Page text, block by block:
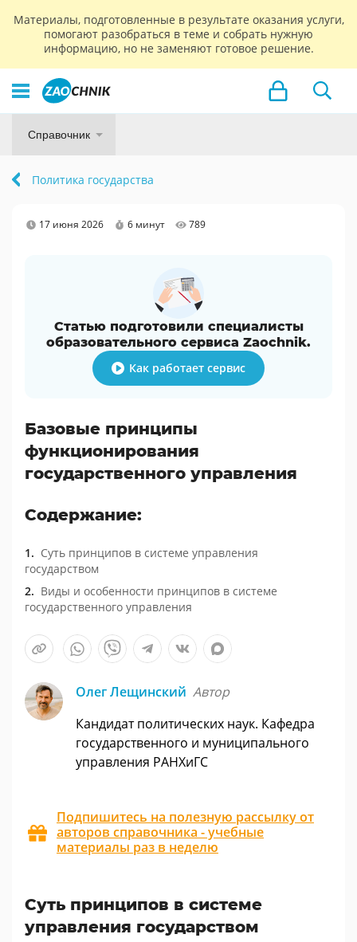
Материалы, подготовленные в результате оказания услуги,
помогают разобраться в теме и собрать нужную
информацию, но не заменяют готовое решение.
Справочник
Политика государства
17 июня 2026 6 минут 789
Статью подготовили специалисты
образовательного сервиса Zaochnik.
Как работает сервис
Базовые принципы
функционирования
государственного управления
Содержание:
Суть принципов в системе управления
государством
Виды и особенности принципов в системе
государственного управления
Олег Лещинский Автор
Кандидат политических наук. Кафедра
государственного и муниципального
управления РАНХиГС
Подпишитесь на полезную рассылку от
авторов справочника - учебные
материалы раз в неделю
Суть принципов в системе
управления государством